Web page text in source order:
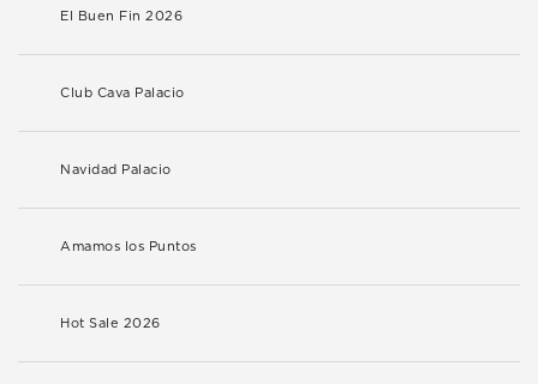
El Buen Fin 2026
Club Cava Palacio
Navidad Palacio
Amamos los Puntos
Hot Sale 2026